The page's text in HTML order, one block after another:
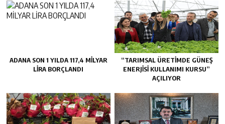
ADANA SON 1 YILDA 117,4 MİLYAR
LİRA BORÇLANDI
“TARIMSAL ÜRETİMDE GÜNEŞ
ENERJİSİ KULLANIMI KURSU”
AÇILIYOR